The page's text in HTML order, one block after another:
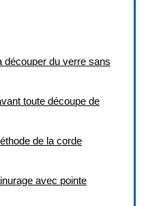
découper du verre sans
toute découpe de
de la corde
avec pointe